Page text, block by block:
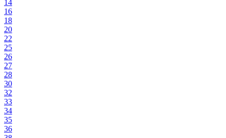
14
16
18
20
22
25
26
27
28
30
32
33
34
35
36